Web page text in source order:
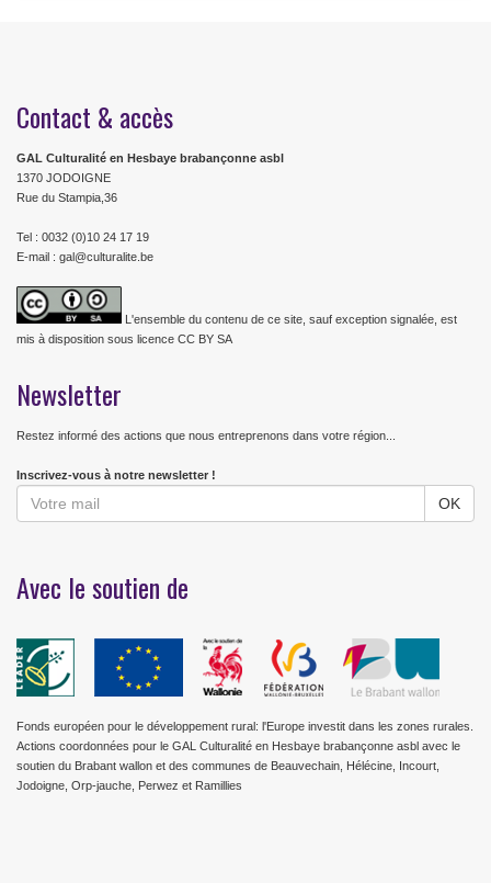
Contact & accès
GAL Culturalité en Hesbaye brabançonne asbl
1370 JODOIGNE
Rue du Stampia,36
Tel : 0032 (0)10 24 17 19
E-mail : gal@culturalite.be
L'ensemble du contenu de ce site, sauf exception signalée, est
mis à disposition sous licence CC BY SA
Newsletter
Restez informé des actions que nous entreprenons dans votre région...
Inscrivez-vous à notre newsletter !
Avec le soutien de
Fonds européen pour le développement rural: l'Europe investit dans les zones rurales.
Actions coordonnées pour le GAL Culturalité en Hesbaye brabançonne asbl avec le
soutien du Brabant wallon et des communes de Beauvechain, Hélécine, Incourt,
Jodoigne, Orp-jauche, Perwez et Ramillies